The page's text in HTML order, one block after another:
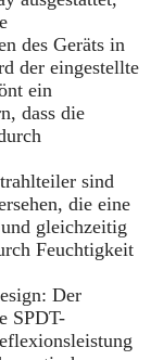
des Geräts in
der eingestellte
ein
dass die
sind
die eine
gleichzeitig
Feuchtigkeit
Der
SPDT-